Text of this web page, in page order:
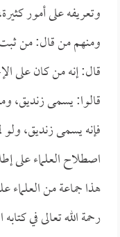
وتعريفه على أمور
ومنهم من قال: من
قال: إنه من كان على
قالوا: يسمى زنديق،
فإنه يسمى زنديق،
اصطلاح العلماء على
هذا جماعة من العلماء
رحمة الله تعالى في